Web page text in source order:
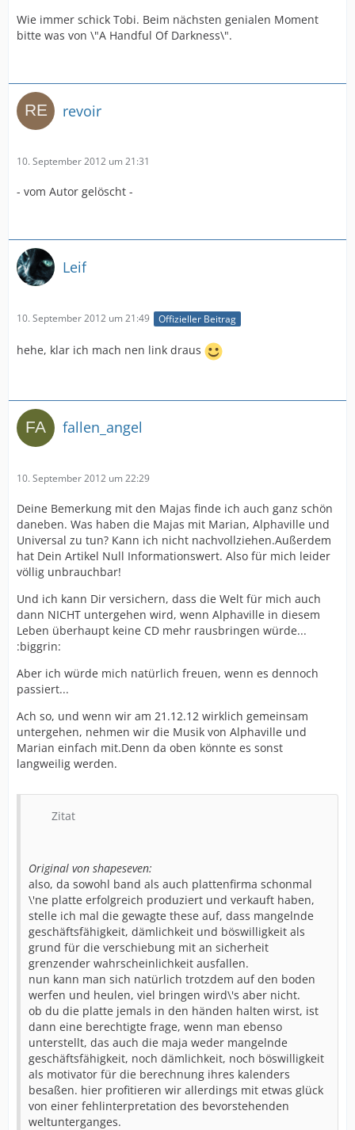
Wie immer schick Tobi. Beim nächsten genialen Moment
bitte was von \"A Handful Of Darkness\".
revoir
10. September 2012 um 21:31
- vom Autor gelöscht -
Leif
10. September 2012 um 21:49 Offizieller Beitrag
hehe, klar ich mach nen link draus
fallen_angel
10. September 2012 um 22:29
Deine Bemerkung mit den Majas finde ich auch ganz schön
daneben. Was haben die Majas mit Marian, Alphaville und
Universal zu tun? Kann ich nicht nachvollziehen.Außerdem
hat Dein Artikel Null Informationswert. Also für mich leider
völlig unbrauchbar!
Und ich kann Dir versichern, dass die Welt für mich auch
dann NICHT untergehen wird, wenn Alphaville in diesem
Leben überhaupt keine CD mehr rausbringen würde...
:biggrin:
Aber ich würde mich natürlich freuen, wenn es dennoch
passiert...
Ach so, und wenn wir am 21.12.12 wirklich gemeinsam
untergehen, nehmen wir die Musik von Alphaville und
Marian einfach mit.Denn da oben könnte es sonst
langweilig werden.
Zitat
Original von shapeseven:
also, da sowohl band als auch plattenfirma schonmal
\'ne platte erfolgreich produziert und verkauft haben,
stelle ich mal die gewagte these auf, dass mangelnde
geschäftsfähigkeit, dämlichkeit und böswilligkeit als
grund für die verschiebung mit an sicherheit
grenzender wahrscheinlichkeit ausfallen.
nun kann man sich natürlich trotzdem auf den boden
werfen und heulen, viel bringen wird\'s aber nicht.
ob du die platte jemals in den händen halten wirst, ist
dann eine berechtigte frage, wenn man ebenso
unterstellt, das auch die maja weder mangelnde
geschäftsfähigkeit, noch dämlichkeit, noch böswilligkeit
als motivator für die berechnung ihres kalenders
besaßen. hier profitieren wir allerdings mit etwas glück
von einer fehlinterpretation des bevorstehenden
weltunterganges.